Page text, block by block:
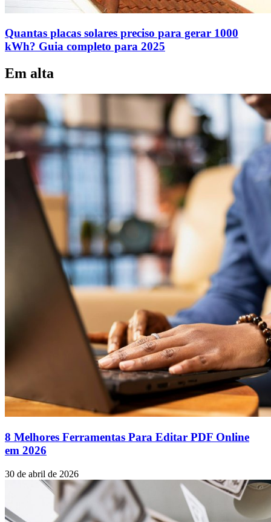
Quantas placas solares preciso para gerar 1000
kWh? Guia completo para 2025
Em alta
8 Melhores Ferramentas Para Editar PDF Online
em 2026
30 de abril de 2026